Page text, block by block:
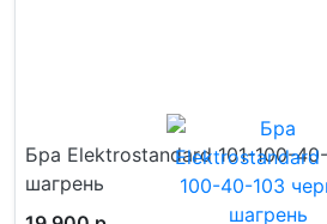
Бра Elektrostandard 101-100-
шагрень